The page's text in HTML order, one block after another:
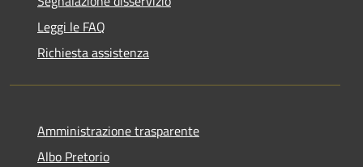
Leggi le FAQ
Richiesta assistenza
Amministrazione trasparente
Albo Pretorio